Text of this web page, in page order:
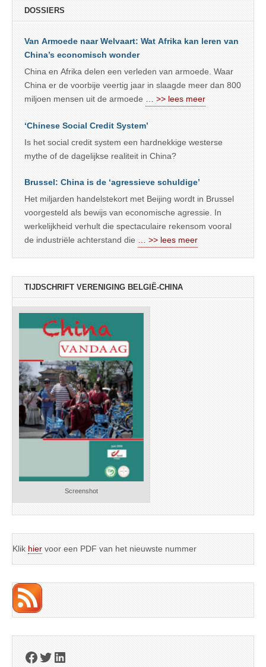
DOSSIERS
Van Armoede naar Welvaart: Wat Afrika kan leren van
China’s economisch wonder
China en Afrika delen een verleden van armoede. Waar
China er de voorbije veertig jaar in slaagde meer dan 800
miljoen mensen uit de armoede … >> lees meer
‘Chinese Social Credit System’
Is het social credit system een hardnekkige westerse
mythe of de dagelijkse realiteit in China?
Brussel: China is de ‘agressieve schuldige’
Het miljarden handelstekort met Beijing wordt in Brussel
voorgesteld als bewijs van economische agressie. In
werkelijkheid verhult die spectaculaire rekensom vooral
de industriële achterstand die … >> lees meer
TIJDSCHRIFT VERENIGING BELGIË-CHINA
Screenshot
Klik hier voor een PDF van het nieuwste nummer
Facebook
Twitter
LinkedIn